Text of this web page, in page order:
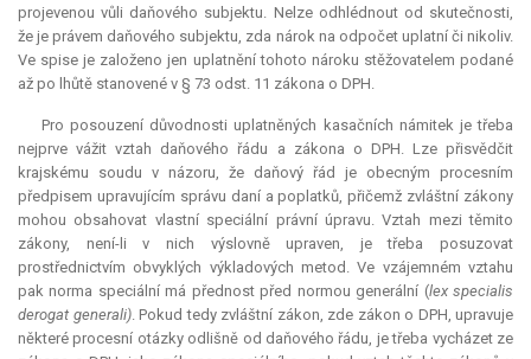
projevenou vůli daňového subjektu. Nelze odhlédnout od skutečnosti,
že je právem daňového subjektu, zda nárok na odpočet uplatní či nikoliv.
Ve spise je založeno jen uplatnění tohoto nároku stěžovatelem podané
až po lhůtě stanovené v § 73 odst. 11 zákona o DPH.
Pro posouzení důvodnosti uplatněných kasačních námitek je třeba
nejprve vážit vztah daňového řádu a zákona o DPH. Lze přisvědčit
krajskému soudu v názoru, že daňový řád je obecným procesním
předpisem upravujícím správu daní a poplatků, přičemž zvláštní zákony
mohou obsahovat vlastní speciální právní úpravu. Vztah mezi těmito
zákony, není-li v nich výslovně upraven, je třeba posuzovat
prostřednictvím obvyklých výkladových metod. Ve vzájemném vztahu
pak norma speciální má přednost před normou generální (lex specialis
derogat generali). Pokud tedy zvláštní zákon, zde zákon o DPH, upravuje
některé procesní otázky odlišně od daňového řádu, je třeba vycházet ze